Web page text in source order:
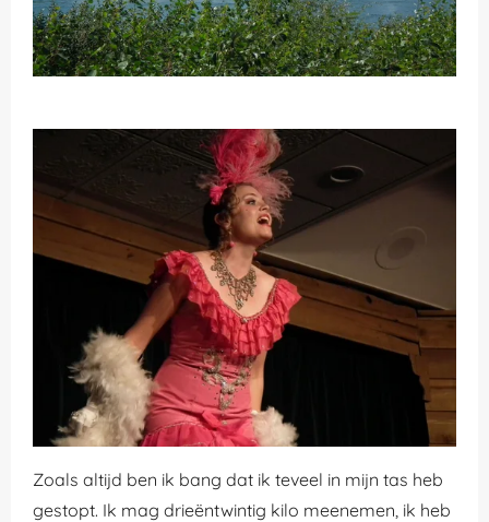
Zoals altijd ben ik bang dat ik teveel in mijn tas heb
gestopt. Ik mag drieëntwintig kilo meenemen, ik heb